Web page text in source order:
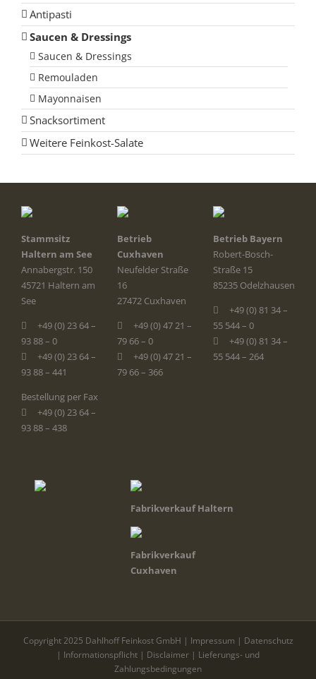
Antipasti
Saucen & Dressings
Saucen & Dressings
Remouladen
Mayonnaisen
Snacksortiment
Weitere Feinkost-Salate
Stammsitz
Haltern am See
Annabergstr. 150
45721 Haltern am
See
+49 (0) 23 64 –
93 88 – 0
+49 (0) 23 64 –
93 88 – 441
Bestellung per Fax
+49 (0) 23 64 –
93 88 – 438
Betrieb
Cuxhaven
Neufelder Straße
16
27472 Cuxhaven
+49 (0) 47 21 –
79 66 – 0
+49 (0) 47 21 –
79 66 – 366
Betrieb Bayern
Robert-Bosch-
Straße 15
85235 Odelzhausen
+49 (0) 81 34 –
55 544 – 0
+49 (0) 81 34 –
55 544 – 264
Fabrikverkauf Haltern
Fabrikverkauf
Cuxhaven
Copyright 2025 Dahlhoff Feinkost GmbH | Impressum | Datenschutz
| Informationspflicht | Disclaimer | Lieferungs- und
Zahlungsbedingungen